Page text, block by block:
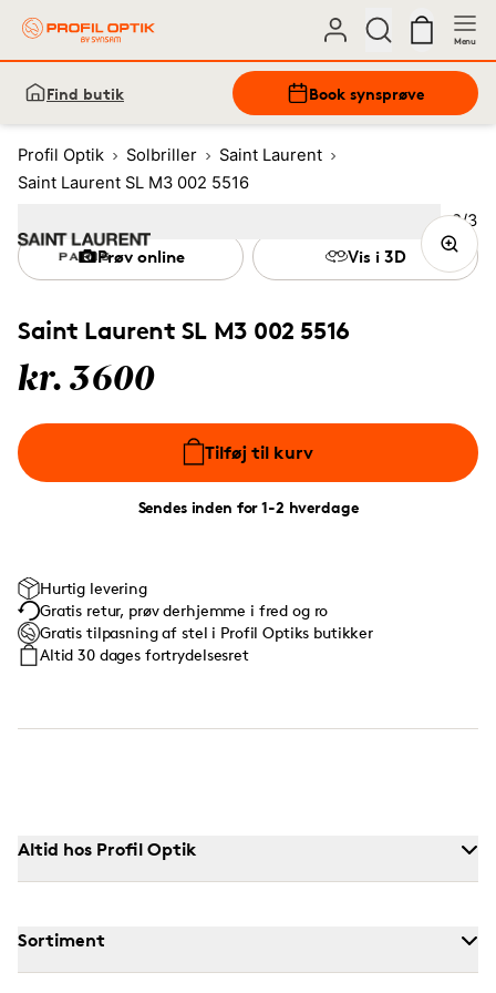
Menu
Find butik Book synsprøve
Profil Optik Solbriller
Saint Laurent
Saint Laurent SL M3 002 5516
Saint Laurent SL M3 002 5516
kr. 3600
Tilføj til kurv
Sendes inden for 1-2 hverdage
Prøv online Vis i 3D
Hurtig levering
Gratis retur, prøv derhjemme i fred og ro
Gratis tilpasning af stel i Profil Optiks butikker
Altid 30 dages fortrydelsesret
2/3
Image1 3
Altid hos Profil Optik
Sortiment